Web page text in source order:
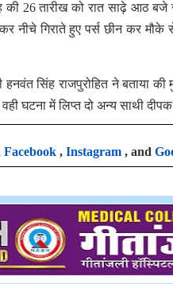
26 तारीख को रात साढ़े आठ
नीचे गिराते हुए पर्स छीन कर
हनवंत सिंह राजपुरोहित ने
घटना में लिप्त दो अन्य साथी
Facebook , Instagram , and